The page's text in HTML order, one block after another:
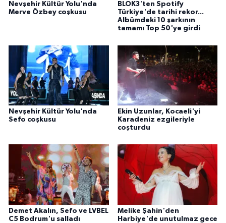
Nevşehir Kültür Yolu'nda
Merve Özbey coşkusu
BLOK3'ten Spotify
Türkiye'de tarihi rekor...
Albümdeki 10 şarkının
tamamı Top 50'ye girdi
Nevşehir Kültür Yolu'nda
Sefo coşkusu
Ekin Uzunlar, Kocaeli'yi
Karadeniz ezgileriyle
coşturdu
Demet Akalın, Sefo ve LVBEL
C5 Bodrum'u salladı
Melike Şahin'den
Harbiye'de unutulmaz gece